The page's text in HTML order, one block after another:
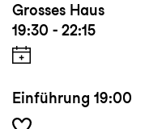
Grosses Haus
19:30 - 22:15
Einführung 19:00